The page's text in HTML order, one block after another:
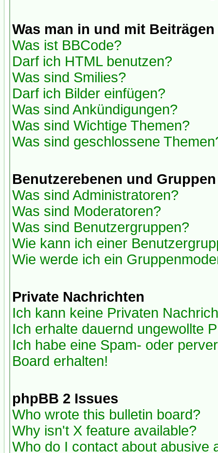
Was man in und mit
Was ist BBCode?
Darf ich HTML benutzen?
Was sind Smilies?
Darf ich Bilder einfügen?
Was sind Ankündigungen?
Was sind Wichtige Themen?
Was sind geschlossene
Benutzerebenen und Gruppen
Was sind Administratoren?
Was sind Moderatoren?
Was sind Benutzergruppen?
Wie kann ich einer
Wie werde ich ein
Private Nachrichten
Ich kann keine Privaten
Ich erhalte dauernd ungewollte
Ich habe eine Spam- oder
Board erhalten!
phpBB 2 Issues
Who wrote this bulletin board?
Why isn't X feature available?
Who do I contact about abusive